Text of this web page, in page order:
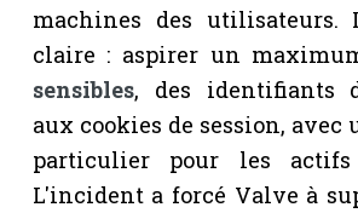
machines des utilisateurs.
claire : aspirer un
sensibles, des identifiants
aux cookies de session,
particulier pour les actifs
L'incident a forcé Valve à